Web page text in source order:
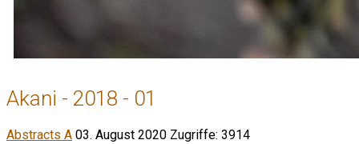
Akani - 2018 - 01
Abstracts A 03. August 2020 Zugriffe: 3914